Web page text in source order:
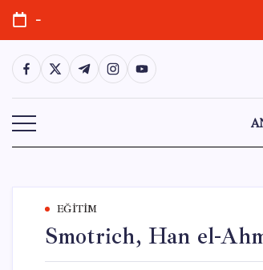
Skip
content
-
https://www.facebook.com/
https://twitter.com/
https://t.me/
https://https://youtube.com/
EĞITIM
Smotrich, Han el-